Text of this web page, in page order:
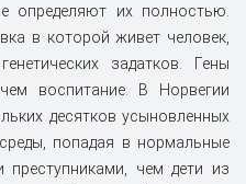
определяют их полностью.
в которой живет человек,
задатков. Гены
воспитание. В Норвегии
десятков усыновленных
попадая в нормальные
чем дети из